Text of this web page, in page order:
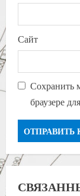
Сайт
Сохранить
браузере